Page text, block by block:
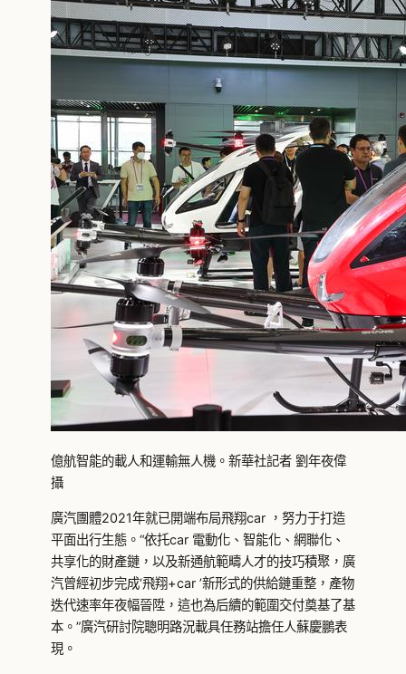
億航智能的載人和運輸無人機。新華社記者 劉年夜偉
攝
廣汽團體2021年就已開端布局飛翔car ，努力于打造
平面出行生態。“依托car 電動化、智能化、網聯化、
共享化的財產鏈，以及新通航範疇人才的技巧積聚，廣
汽曾經初步完成‘飛翔+car ’新形式的供給鏈重整，產物
迭代速率年夜幅晉陞，這也為后續的範圍交付奠基了基
本。”廣汽研討院聰明路況載具任務站擔任人蘇慶鵬表
現。